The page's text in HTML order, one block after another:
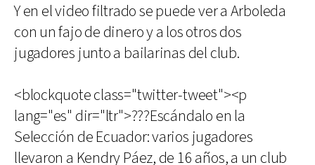
Y en el video filtrado se puede ver a Arboleda
con un fajo de dinero y a los otros dos
jugadores junto a bailarinas del club.
<blockquote class="twitter-tweet"><p
lang="es" dir="ltr">???Escándalo en la
Selección de Ecuador: varios jugadores
llevaron a Kendry Páez, de 16 años, a un club